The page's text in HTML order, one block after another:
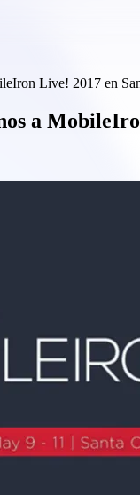
Live! 2017 en
a